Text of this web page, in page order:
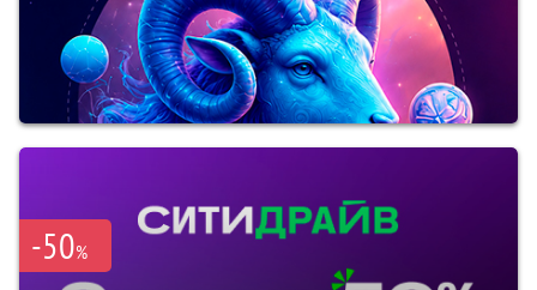
-50%